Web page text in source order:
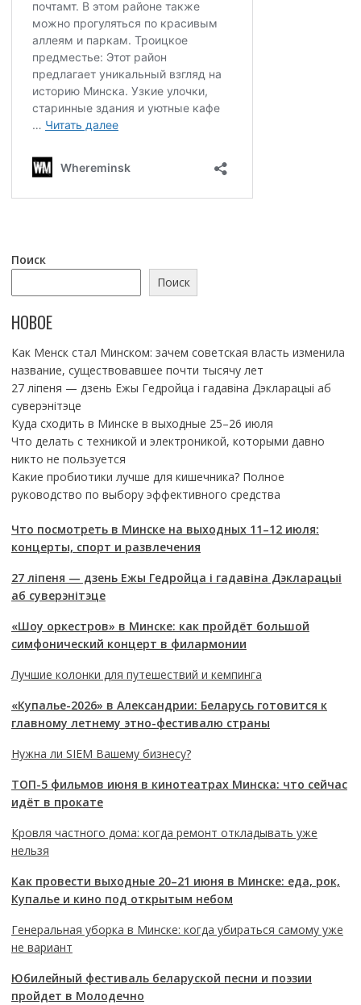
Поиск
Поиск
НОВОЕ
Как Менск стал Минском: зачем советская власть изменила
название, существовавшее почти тысячу лет
27 ліпеня — дзень Ежы Гедройца і гадавіна Дэкларацыі аб
суверэнітэце
Куда сходить в Минске в выходные 25–26 июля
Что делать с техникой и электроникой, которыми давно
никто не пользуется
Какие пробиотики лучше для кишечника? Полное
руководство по выбору эффективного средства
Что посмотреть в Минске на выходных 11–12 июля:
концерты, спорт и развлечения
27 ліпеня — дзень Ежы Гедройца і гадавіна Дэкларацыі
аб суверэнітэце
«Шоу оркестров» в Минске: как пройдёт большой
симфонический концерт в филармонии
Лучшие колонки для путешествий и кемпинга
«Купалье-2026» в Александрии: Беларусь готовится к
главному летнему этно-фестивалю страны
Нужна ли SIEM Вашему бизнесу?
ТОП-5 фильмов июня в кинотеатрах Минска: что сейчас
идёт в прокате
Кровля частного дома: когда ремонт откладывать уже
нельзя
Как провести выходные 20–21 июня в Минске: еда, рок,
Купалье и кино под открытым небом
Генеральная уборка в Минске: когда убираться самому уже
не вариант
Юбилейный фестиваль беларуской песни и поэзии
пройдет в Молодечно